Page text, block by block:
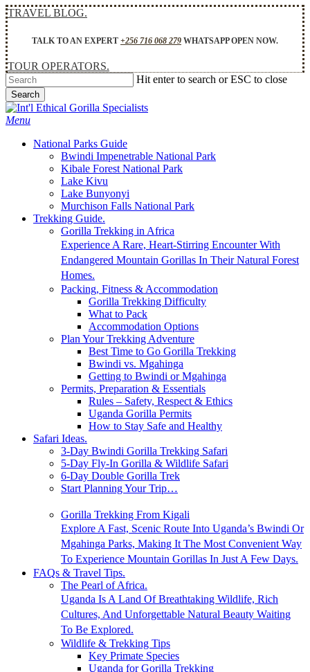
TRAVEL BLOG.
TALK TO AN EXPERT +256 716 068 279 WHATSAPP OPEN NOW.
TOUR OPERATORS.
Hit enter to search or ESC to close
Search
Close
Search
Menu
National Parks Guide
Bwindi Impenetrable National Park
Kibale Forest National Park
Lake Kivu
Lake Bunyonyi
Murchison Falls National Park
Trekking Guide.
Gorilla Trekking in Africa
Experience A Rare, Heart-Stirring Encounter With
Endangered Mountain Gorillas In Their Natural Forest
Homes.
Packing, Fitness & Accommodation
Gorilla Trekking Difficulty
What to Pack
Accommodation Options
Plan Your Trekking Adventure
Best Time to Go Gorilla Trekking
Bwindi vs. Mgahinga
Getting to Bwindi or Mgahinga
Permits, Preparation & Essentials
Rules – Safety, Respect & Ethics
Uganda Gorilla Permits
How to Stay Safe and Healthy
Safari Ideas.
3-Day Bwindi Gorilla Trekking Safari
5-Day Fly-In Gorilla & Wildlife Safari
6-Day Double Gorilla Trek
Start Planning Your Trip…
Gorilla Trekking From Kigali
Explore A Fast, Scenic Route Into Uganda’s Bwindi Or
Mgahinga Parks, Making It The Most Convenient Way
To Experience Mountain Gorillas In Just A Few Days.
FAQs & Travel Tips.
The Pearl of Africa.
Uganda Is A Land Of Breathtaking Wildlife, Rich
Cultures, And Unforgettable Natural Beauty Waiting
To Be Explored.
Wildlife & Trekking Tips
Key Primate Species
Uganda for Gorilla Trekking